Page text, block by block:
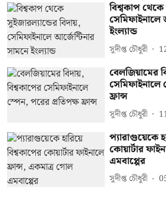
বিশ্বকাপ
সেমিফাইনালে
ইংল্যান্ড
সুদীপ্ত চৌধুরী
বেলজিয়ামের
ফ্রান্স
সুদীপ্ত চৌধুরী
প্যারাগুয়েকে
কোয়ার্টার
এমবাপ্পের
সুদীপ্ত চৌধুরী